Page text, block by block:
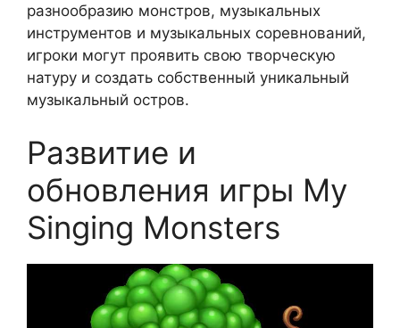
разнообразию монстров, музыкальных
инструментов и музыкальных соревнований,
игроки могут проявить свою творческую
натуру и создать собственный уникальный
музыкальный остров.
Развитие и
обновления игры My
Singing Monsters